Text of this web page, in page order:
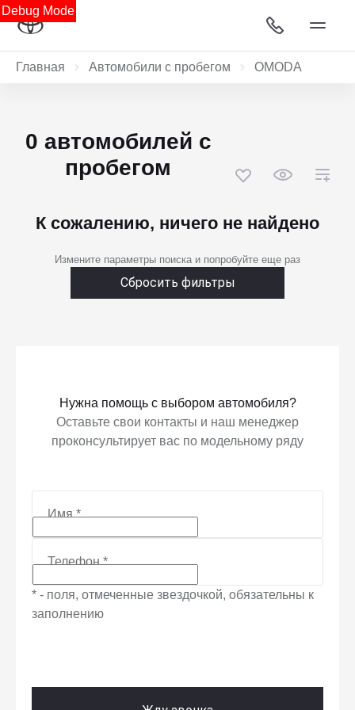
Debug Mode
Главная Автомобили с пробегом OMODA
0 автомобилей с
пробегом
К сожалению, ничего не найдено
Измените параметры поиска и попробуйте еще раз
Сбросить фильтры
Нужна помощь с выбором автомобиля?
Оставьте свои контакты и наш менеджер
проконсультирует вас по модельному ряду
Имя*
Телефон*
* - поля, отмеченные звездочкой, обязательны к
заполнению